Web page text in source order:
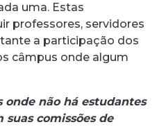
uma. Estas
professores, servidores
a participação dos
câmpus onde algum
onde não há estudantes
comissões de